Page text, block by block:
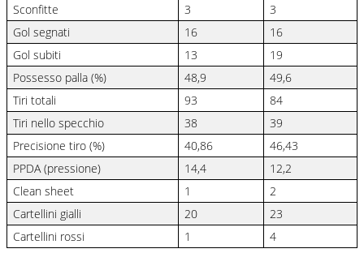
Sconfitte
3
3
Gol segnati
16
16
Gol subiti
13
19
Possesso palla (%)
48,9
49,6
Tiri totali
93
84
Tiri nello specchio
38
39
Precisione tiro (%)
40,86
46,43
PPDA (pressione)
14,4
12,2
Clean sheet
1
2
Cartellini gialli
20
23
Cartellini rossi
1 4